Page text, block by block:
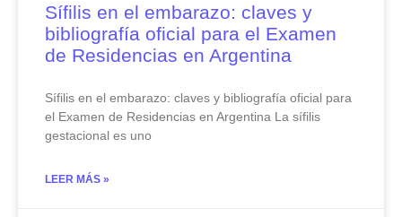
Sífilis en el embarazo: claves y
bibliografía oficial para el Examen
de Residencias en Argentina
Sífilis en el embarazo: claves y bibliografía oficial para
el Examen de Residencias en Argentina La sífilis
gestacional es uno
LEER MÁS »